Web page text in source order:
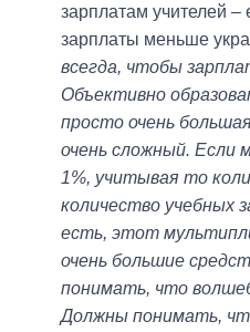
зарплатам учителей –
зарплаты меньше
всегда, чтобы
Объективно
просто очень
очень сложный. Если
1%, учитывая то
количество учебных
есть, этот
очень большие
понимать, что
Должны понимать,